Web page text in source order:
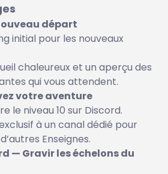
départ
initial pour les nouveaux
chaleureux et un aperçu des
qui vous attendent.
votre aventure
le niveau 10 sur Discord.
à un canal dédié pour
Enseignes.
— Gravir les échelons du